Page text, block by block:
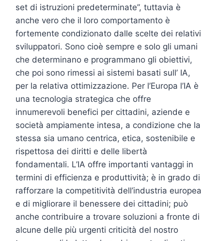
set di istruzioni predeterminate”, tuttavia è
anche vero che il loro comportamento è
fortemente condizionato dalle scelte dei relativi
sviluppatori. Sono cioè sempre e solo gli umani
che determinano e programmano gli obiettivi,
che poi sono rimessi ai sistemi basati sull’ IA,
per la relativa ottimizzazione. Per l’Europa l’IA è
una tecnologia strategica che offre
innumerevoli benefici per cittadini, aziende e
società ampiamente intesa, a condizione che la
stessa sia umano centrica, etica, sostenibile e
rispettosa dei diritti e delle libertà
fondamentali. L’IA offre importanti vantaggi in
termini di efficienza e produttività; è in grado di
rafforzare la competitività dell’industria europea
e di migliorare il benessere dei cittadini; può
anche contribuire a trovare soluzioni a fronte di
alcune delle più urgenti criticità del nostro